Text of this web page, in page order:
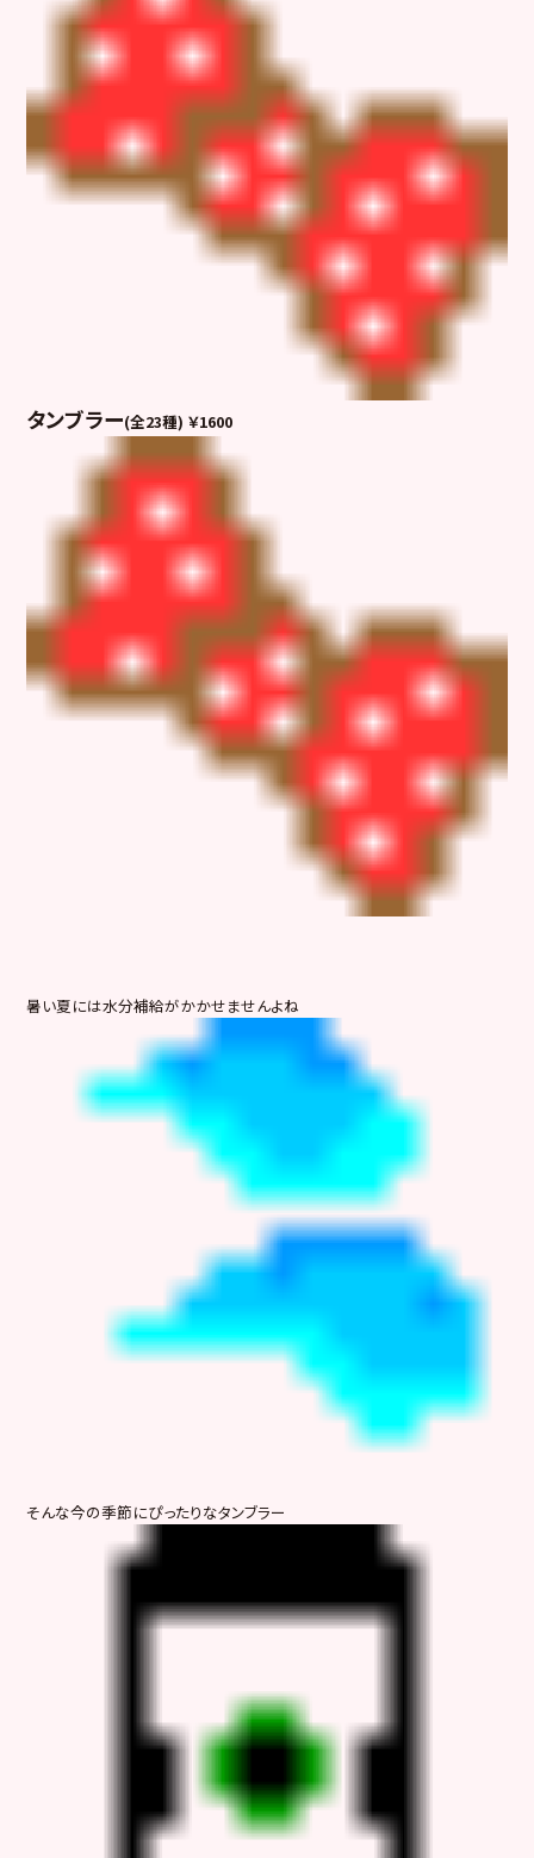
タンブラー(全23種) ￥1600
暑い夏には水分補給がかかせませんよね
そんな今の季節にぴったりなタンブラー